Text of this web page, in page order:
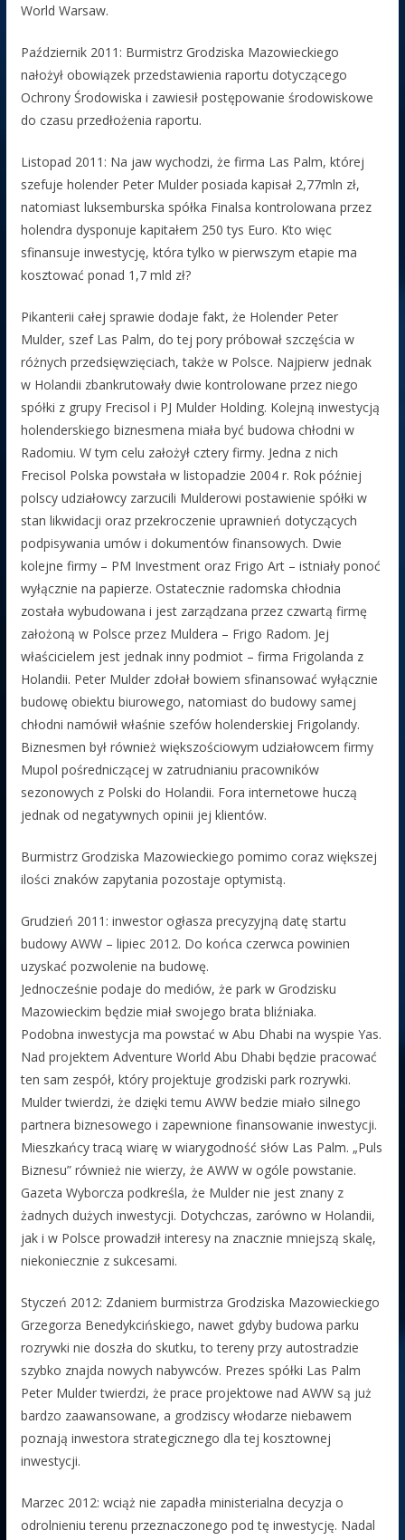
World Warsaw.
Październik 2011: Burmistrz Grodziska Mazowieckiego
nałożył obowiązek przedstawienia raportu dotyczącego
Ochrony Środowiska i zawiesił postępowanie środowiskowe
do czasu przedłożenia raportu.
Listopad 2011: Na jaw wychodzi, że firma Las Palm, której
szefuje holender Peter Mulder posiada kapisał 2,77mln zł,
natomiast luksemburska spółka Finalsa kontrolowana przez
holendra dysponuje kapitałem 250 tys Euro. Kto więc
sfinansuje inwestycję, która tylko w pierwszym etapie ma
kosztować ponad 1,7 mld zł?
Pikanterii całej sprawie dodaje fakt, że Holender Peter
Mulder, szef Las Palm, do tej pory próbował szczęścia w
różnych przedsięwzięciach, także w Polsce. Najpierw jednak
w Holandii zbankrutowały dwie kontrolowane przez niego
spółki z grupy Frecisol i PJ Mulder Holding. Kolejną inwestycją
holenderskiego biznesmena miała być budowa chłodni w
Radomiu. W tym celu założył cztery firmy. Jedna z nich
Frecisol Polska powstała w listopadzie 2004 r. Rok później
polscy udziałowcy zarzucili Mulderowi postawienie spółki w
stan likwidacji oraz przekroczenie uprawnień dotyczących
podpisywania umów i dokumentów finansowych. Dwie
kolejne firmy – PM Investment oraz Frigo Art – istniały ponoć
wyłącznie na papierze. Ostatecznie radomska chłodnia
została wybudowana i jest zarządzana przez czwartą firmę
założoną w Polsce przez Muldera – Frigo Radom. Jej
właścicielem jest jednak inny podmiot – firma Frigolanda z
Holandii. Peter Mulder zdołał bowiem sfinansować wyłącznie
budowę obiektu biurowego, natomiast do budowy samej
chłodni namówił właśnie szefów holenderskiej Frigolandy.
Biznesmen był również większościowym udziałowcem firmy
Mupol pośredniczącej w zatrudnianiu pracowników
sezonowych z Polski do Holandii. Fora internetowe huczą
jednak od negatywnych opinii jej klientów.
Burmistrz Grodziska Mazowieckiego pomimo coraz większej
ilości znaków zapytania pozostaje optymistą.
Grudzień 2011: inwestor ogłasza precyzyjną datę startu
budowy AWW – lipiec 2012. Do końca czerwca powinien
uzyskać pozwolenie na budowę.
Jednocześnie podaje do mediów, że park w Grodzisku
Mazowieckim będzie miał swojego brata bliźniaka.
Podobna inwestycja ma powstać w Abu Dhabi na wyspie Yas.
Nad projektem Adventure World Abu Dhabi będzie pracować
ten sam zespół, który projektuje grodziski park rozrywki.
Mulder twierdzi, że dzięki temu AWW bedzie miało silnego
partnera biznesowego i zapewnione finansowanie inwestycji.
Mieszkańcy tracą wiarę w wiarygodność słów Las Palm. „Puls
Biznesu” również nie wierzy, że AWW w ogóle powstanie.
Gazeta Wyborcza podkreśla, że Mulder nie jest znany z
żadnych dużych inwestycji. Dotychczas, zarówno w Holandii,
jak i w Polsce prowadził interesy na znacznie mniejszą skalę,
niekoniecznie z sukcesami.
Styczeń 2012: Zdaniem burmistrza Grodziska Mazowieckiego
Grzegorza Benedykcińskiego, nawet gdyby budowa parku
rozrywki nie doszła do skutku, to tereny przy autostradzie
szybko znajda nowych nabywców. Prezes spółki Las Palm
Peter Mulder twierdzi, że prace projektowe nad AWW są już
bardzo zaawansowane, a grodziscy włodarze niebawem
poznają inwestora strategicznego dla tej kosztownej
inwestycji.
Marzec 2012: wciąż nie zapadła ministerialna decyzja o
odrolnieniu terenu przeznaczonego pod tę inwestycję. Nadal